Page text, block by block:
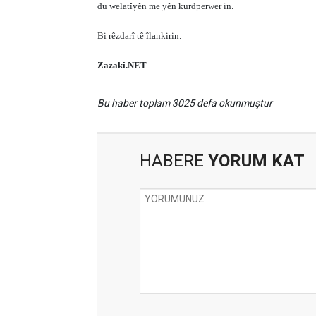
du welatîyên me yên kurdperwer in.
Bi rêzdarî tê îlankirin.
Zazakî.NET
Bu haber toplam 3025 defa okunmuştur
HABERE YORUM KAT